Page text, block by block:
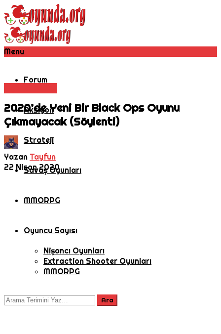
Menu
Forum
Aksiyon
Strateji
Savaş Oyunları
MMORPG
Oyuncu Sayısı
Nişancı Oyunları
Extraction Shooter Oyunları
MMORPG
2020’de Yeni Bir Black Ops Oyunu
Çıkmayacak (Söylenti)
Yazan Tayfun
22 Nisan 2020